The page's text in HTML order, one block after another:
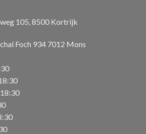
105, 8500 Kortrijk
Foch 934 7012 Mons